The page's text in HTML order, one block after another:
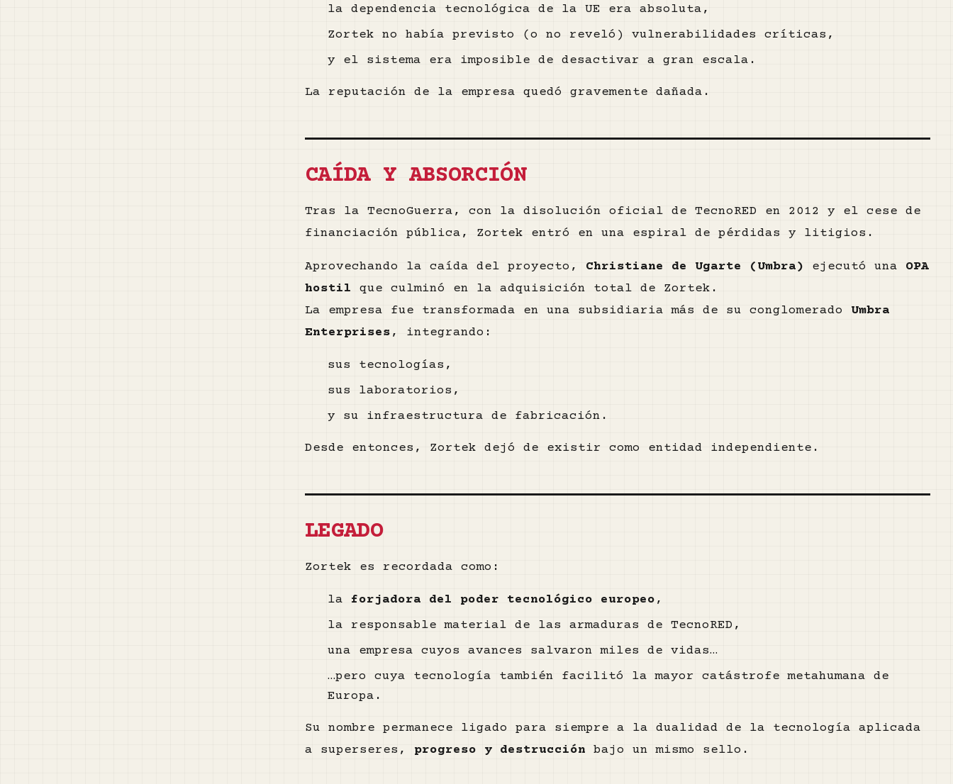
la dependencia tecnológica de la UE era absoluta,
Zortek no había previsto (o no reveló) vulnerabilidades críticas,
y el sistema era imposible de desactivar a gran escala.
La reputación de la empresa quedó gravemente dañada.
CAÍDA Y ABSORCIÓN
Tras la TecnoGuerra, con la disolución oficial de TecnoRED en 2012 y el cese de
financiación pública, Zortek entró en una espiral de pérdidas y litigios.
Aprovechando la caída del proyecto, Christiane de Ugarte (Umbra) ejecutó una OPA
hostil que culminó en la adquisición total de Zortek.
La empresa fue transformada en una subsidiaria más de su conglomerado Umbra
Enterprises , integrando:
sus tecnologías,
sus laboratorios,
y su infraestructura de fabricación.
Desde entonces, Zortek dejó de existir como entidad independiente.
LEGADO
Zortek es recordada como:
la forjadora del poder tecnológico europeo ,
la responsable material de las armaduras de TecnoRED,
una empresa cuyos avances salvaron miles de vidas…
…pero cuya tecnología también facilitó la mayor catástrofe metahumana de
Europa.
Su nombre permanece ligado para siempre a la dualidad de la tecnología aplicada
a superseres, progreso y destrucción bajo un mismo sello.